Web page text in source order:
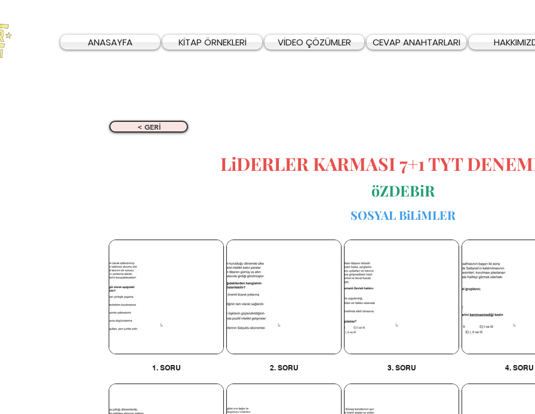
ANASAYFA KİTAP ÖRNEKLERİ VİDEO ÇÖZÜMLER CEVAP ANAHTARLARI
< GERİ
LiDERLER KARMASI 7+1 TYT
öZDEBiR
SOSYAL BiLiMLER
1. SORU 2. SORU 3. SORU 4. SORU